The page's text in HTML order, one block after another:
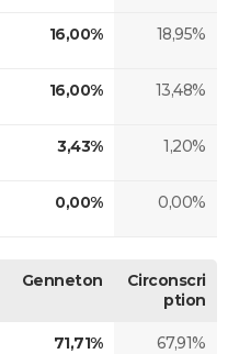
16,00% 18,95%
16,00% 13,48%
3,43% 1,20%
0,00% 0,00%
Genneton
Circonscri
ption
71,71% 67,91%